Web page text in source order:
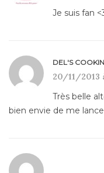
Je suis fan
DEL'S
20/11/2013
Très belle
bien envie de me